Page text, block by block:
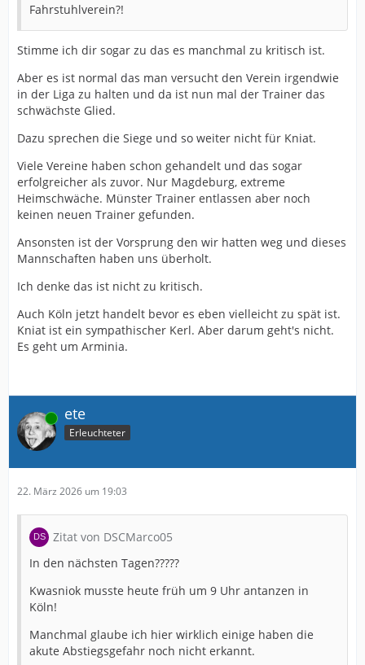
Fahrstuhlverein?!
Stimme ich dir sogar zu das es manchmal zu kritisch ist.
Aber es ist normal das man versucht den Verein irgendwie
in der Liga zu halten und da ist nun mal der Trainer das
schwächste Glied.
Dazu sprechen die Siege und so weiter nicht für Kniat.
Viele Vereine haben schon gehandelt und das sogar
erfolgreicher als zuvor. Nur Magdeburg, extreme
Heimschwäche. Münster Trainer entlassen aber noch
keinen neuen Trainer gefunden.
Ansonsten ist der Vorsprung den wir hatten weg und dieses
Mannschaften haben uns überholt.
Ich denke das ist nicht zu kritisch.
Auch Köln jetzt handelt bevor es eben vielleicht zu spät ist.
Kniat ist ein sympathischer Kerl. Aber darum geht's nicht.
Es geht um Arminia.
Online ete
Erleuchteter
22. März 2026 um 19:03
Zitat von DSCMarco05
In den nächsten Tagen?????
Kwasniok musste heute früh um 9 Uhr antanzen in
Köln!
Manchmal glaube ich hier wirklich einige haben die
akute Abstiegsgefahr noch nicht erkannt.